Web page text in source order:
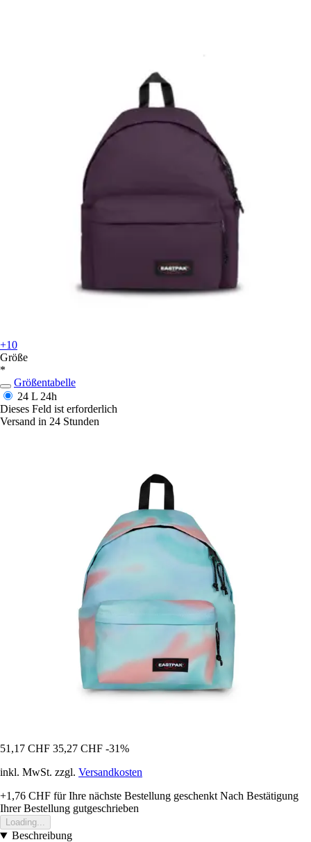
+10
Größe
*
Größentabelle
24 L 24h
Dieses Feld ist erforderlich
Versand in 24 Stunden
51,17 CHF 35,27 CHF -31%
inkl. MwSt. zzgl. Versandkosten
+1,76 CHF für Ihre nächste Bestellung geschenkt Nach Bestätigung
Ihrer Bestellung gutgeschrieben
Loading...
Beschreibung